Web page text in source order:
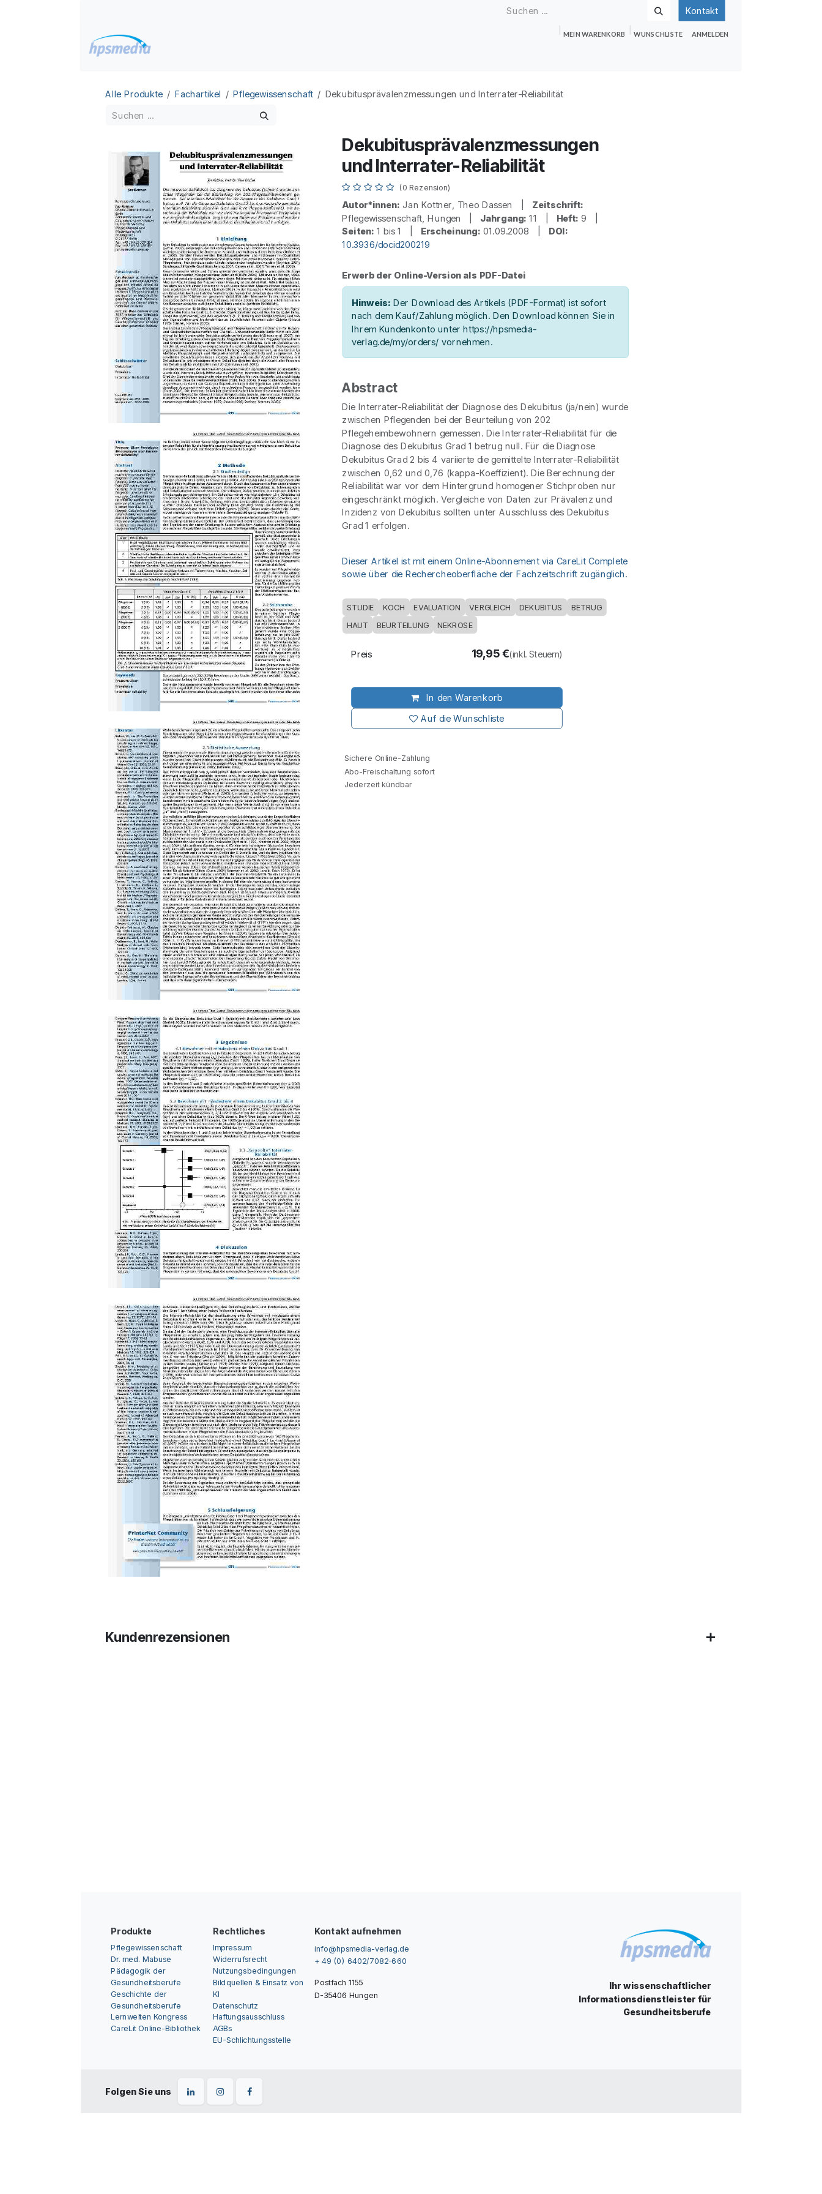
Kontakt
MEIN WARENKORB WUNSCHLISTE ANMELDEN
Alle Produkte Fachartikel Pflegewissenschaft Dekubitusprävalenzmessungen und Interrater-Reliabilität
Dekubitusprävalenzmessungen
und Interrater-Reliabilität
(0 Rezension)
Autor*innen: Jan Kottner, Theo Dassen | Zeitschrift:
Pflegewissenschaft, Hungen | Jahrgang: 11 | Heft: 9 |
Seiten: 1 bis 1 | Erscheinung: 01.09.2008 | DOI:
10.3936/docid200219
Erwerb der Online-Version als PDF-Datei
Hinweis: Der Download des Artikels (PDF-Format) ist sofort
nach dem Kauf/Zahlung möglich. Den Download können Sie in
Ihrem Kundenkonto unter https://hpsmedia-
verlag.de/my/orders/ vornehmen.
Abstract
Die Interrater-Reliabilität der Diagnose des Dekubitus (ja/nein) wurde
zwischen Pflegenden bei der Beurteilung von 202
Pflegeheimbewohnern gemessen. Die Interrater-Reliabilität für die
Diagnose des Dekubitus Grad 1 betrug null. Für die Diagnose
Dekubitus Grad 2 bis 4 variierte die gemittelte Interrater-Reliabilität
zwischen 0,62 und 0,76 (kappa-Koeffizient). Die Berechnung der
Reliabilität war vor dem Hintergrund homogener Stichproben nur
eingeschränkt möglich. Vergleiche von Daten zur Prävalenz und
Inzidenz von Dekubitus sollten unter Ausschluss des Dekubitus
Grad 1 erfolgen.
Dieser Artikel ist mit einem Online-Abonnement via CareLit Complete
sowie über die Rechercheoberfläche der Fachzeitschrift zugänglich.
STUDIE KOCH EVALUATION VERGLEICH DEKUBITUS BETRUG
HAUT BEURTEILUNG NEKROSE
In den Warenkorb
Auf die Wunschliste
Preis 19,95€(inkl. Steuern)
Sichere Online-Zahlung
Abo-Freischaltung sofort
Jederzeit kündbar
Kundenrezensionen
Produkte
Pflegewissenschaft
Dr. med. Mabuse
Pädagogik der
Gesundheitsberufe
Geschichte der
Gesundheitsberufe
Lernwelten Kongress
CareLit Online-Bibliothek
Rechtliches
Impressum
Widerrufsrecht
Nutzungsbedingungen
Bildquellen & Einsatz von
KI
Datenschutz
Haftungsausschluss
AGBs
EU-Schlichtungsstelle
Kontakt aufnehmen
info@hpsmedia-verlag.de
+ 49 (0) 6402/7082-660
Postfach 1155
D-35406 Hungen
Ihr wissenschaftlicher
Informationsdienstleister für
Gesundheitsberufe
Folgen Sie uns